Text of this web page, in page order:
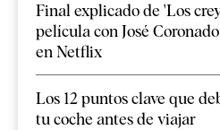
Final explicado de 'Los
película con José
en Netflix
Los 12 puntos clave que
tu coche antes de viajar